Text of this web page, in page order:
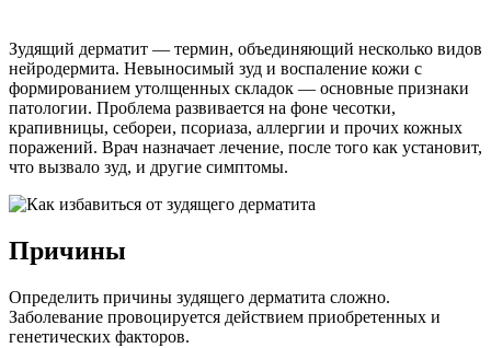
Зудящий дерматит — термин, объединяющий несколько видов
нейродермита. Невыносимый зуд и воспаление кожи с
формированием утолщенных складок — основные признаки
патологии. Проблема развивается на фоне чесотки,
крапивницы, себореи, псориаза, аллергии и прочих кожных
поражений. Врач назначает лечение, после того как установит,
что вызвало зуд, и другие симптомы.
Причины
Определить причины зудящего дерматита сложно.
Заболевание провоцируется действием приобретенных и
генетических факторов.